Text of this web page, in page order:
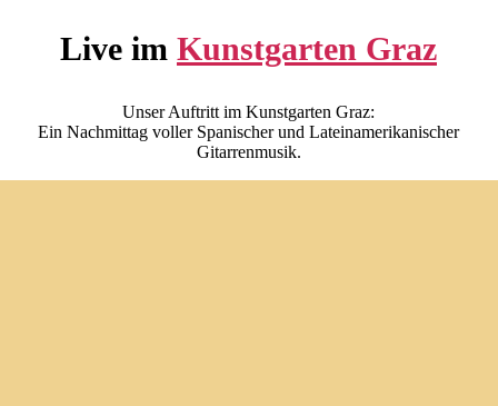
Live im Kunstgarten Graz
Unser Auftritt im Kunstgarten Graz:
Ein Nachmittag voller Spanischer und Lateinamerikanischer
Gitarrenmusik.